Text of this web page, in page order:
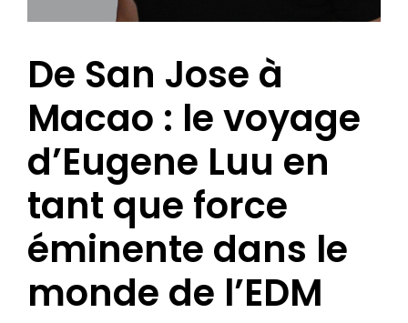
De San Jose à
Macao : le voyage
d’Eugene Luu en
tant que force
éminente dans le
monde de l’EDM